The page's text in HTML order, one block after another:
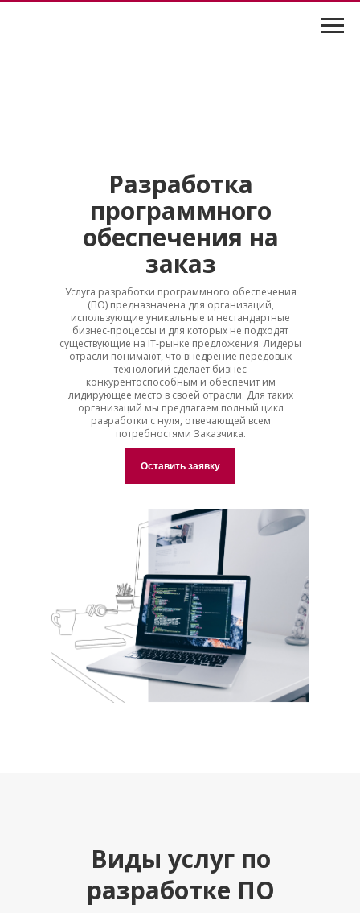
Разработка
программного
обеспечения на
заказ
Услуга разработки программного обеспечения
(ПО) предназначена для организаций,
использующие уникальные и нестандартные
бизнес-процессы и для которых не подходят
существующие на IT-рынке предложения. Лидеры
отрасли понимают, что внедрение передовых
технологий сделает бизнес
конкурентоспособным и обеспечит им
лидирующее место в своей отрасли. Для таких
организаций мы предлагаем полный цикл
разработки с нуля, отвечающей всем
потребностями Заказчика.
Оставить заявку
Виды услуг по
разработке ПО